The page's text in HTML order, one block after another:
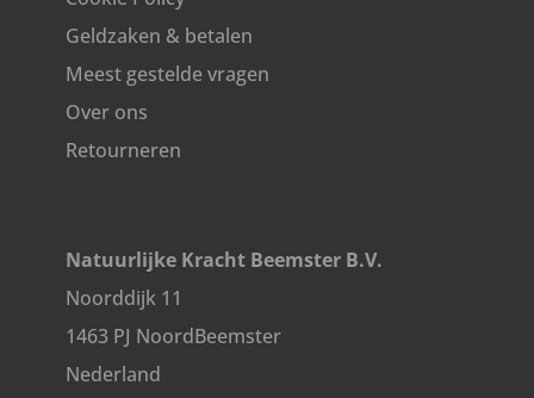
Geldzaken & betalen
Meest gestelde vragen
Over ons
Retourneren
Natuurlijke Kracht Beemster B.V.
Noorddijk 11
1463 PJ NoordBeemster
Nederland